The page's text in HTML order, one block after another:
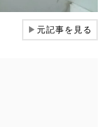
▶元記事を見る